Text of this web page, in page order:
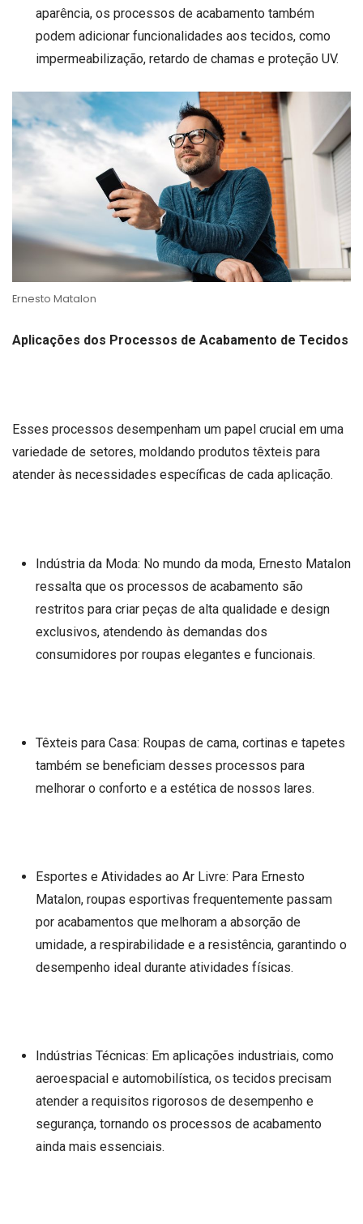
aparência, os processos de acabamento também
podem adicionar funcionalidades aos tecidos, como
impermeabilização, retardo de chamas e proteção UV.
Ernesto Matalon
Aplicações dos Processos de Acabamento de Tecidos
Esses processos desempenham um papel crucial em uma
variedade de setores, moldando produtos têxteis para
atender às necessidades específicas de cada aplicação.
Indústria da Moda: No mundo da moda, Ernesto Matalon
ressalta que os processos de acabamento são
restritos para criar peças de alta qualidade e design
exclusivos, atendendo às demandas dos
consumidores por roupas elegantes e funcionais.
Têxteis para Casa: Roupas de cama, cortinas e tapetes
também se beneficiam desses processos para
melhorar o conforto e a estética de nossos lares.
Esportes e Atividades ao Ar Livre: Para Ernesto
Matalon, roupas esportivas frequentemente passam
por acabamentos que melhoram a absorção de
umidade, a respirabilidade e a resistência, garantindo o
desempenho ideal durante atividades físicas.
Indústrias Técnicas: Em aplicações industriais, como
aeroespacial e automobilística, os tecidos precisam
atender a requisitos rigorosos de desempenho e
segurança, tornando os processos de acabamento
ainda mais essenciais.